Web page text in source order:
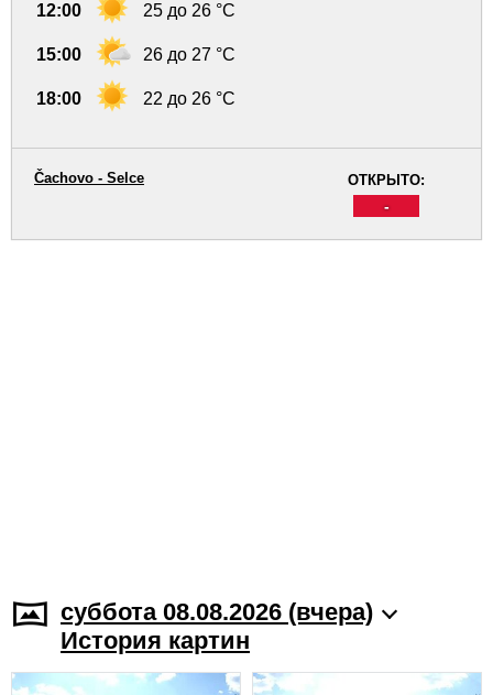
12:00 25 до 26 °C
15:00 26 до 27 °C
18:00 22 до 26 °C
ОТКРЫТО:
-
Čachovo - Selce
суббота 08.08.2026 (вчера)
История картин